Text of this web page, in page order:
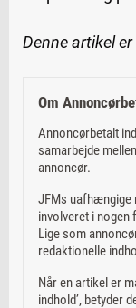
Denne artikel
Om
Annoncørbetalt
samarbejde
annoncør.
JFMs uafhængige
involveret i nogen
Lige som
redaktionelle
Når en artikel er
indhold’, betyder